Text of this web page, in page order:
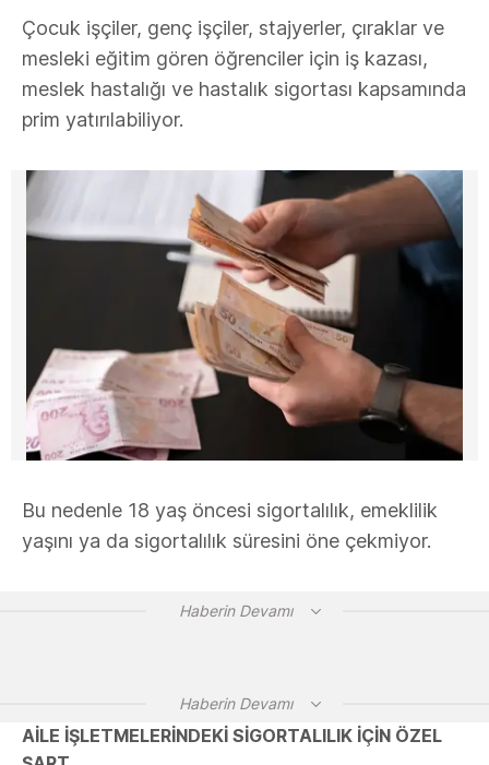
Çocuk işçiler, genç işçiler, stajyerler, çıraklar ve
mesleki eğitim gören öğrenciler için iş kazası,
meslek hastalığı ve hastalık sigortası kapsamında
prim yatırılabiliyor.
Bu nedenle 18 yaş öncesi sigortalılık, emeklilik
yaşını ya da sigortalılık süresini öne çekmiyor.
Haberin Devamı
Haberin Devamı
AILE İŞLETMELERINDEKI SIGORTALILIK İÇIN ÖZEL